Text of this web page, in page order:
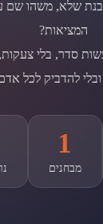
שלא, משהו שם
המציאות?
סדר, בלי
להדביק לכל אדם
1
מבחנים